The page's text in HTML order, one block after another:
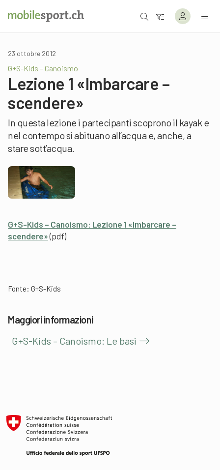
23 ottobre 2012
G+S-Kids – Canoismo
Lezione 1 «Imbarcare –
scendere»
In questa lezione i partecipanti scoprono il kayak e
nel contempo si abituano all’acqua e, anche, a
stare sott’acqua.
G+S-Kids – Canoismo: Lezione 1 «Imbarcare –
scendere»(pdf)
Fonte: G+S-Kids
Maggiori informazioni
G+S-Kids – Canoismo: Le basi